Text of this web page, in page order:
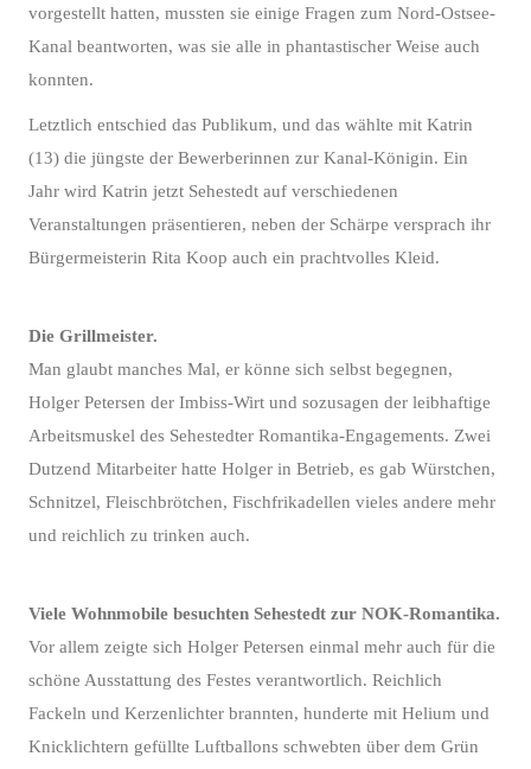
vorgestellt hatten, mussten sie einige Fragen zum Nord-Ostsee-
Kanal beantworten, was sie alle in phantastischer Weise auch
konnten.
Letztlich entschied das Publikum, und das wählte mit Katrin
(13) die jüngste der Bewerberinnen zur Kanal-Königin. Ein
Jahr wird Katrin jetzt Sehestedt auf verschiedenen
Veranstaltungen präsentieren, neben der Schärpe versprach ihr
Bürgermeisterin Rita Koop auch ein prachtvolles Kleid.
Die Grillmeister.
Man glaubt manches Mal, er könne sich selbst begegnen,
Holger Petersen der Imbiss-Wirt und sozusagen der leibhaftige
Arbeitsmuskel des Sehestedter Romantika-Engagements. Zwei
Dutzend Mitarbeiter hatte Holger in Betrieb, es gab Würstchen,
Schnitzel, Fleischbrötchen, Fischfrikadellen vieles andere mehr
und reichlich zu trinken auch.
Viele Wohnmobile besuchten Sehestedt zur NOK-Romantika.
Vor allem zeigte sich Holger Petersen einmal mehr auch für die
schöne Ausstattung des Festes verantwortlich. Reichlich
Fackeln und Kerzenlichter brannten, hunderte mit Helium und
Knicklichtern gefüllte Luftballons schwebten über dem Grün